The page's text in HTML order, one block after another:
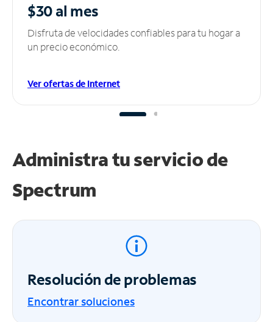
$30 al mes
Disfruta de velocidades confiables para tu hogar a
un precio económico.
Ver ofertas de Internet
Administra tuservicio de
Spectrum
Resolución de problemas
Encontrar soluciones